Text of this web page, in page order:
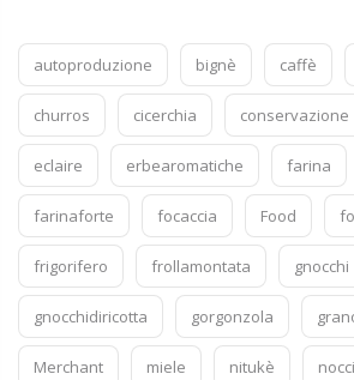
autoproduzione bignè caffè
churros cicerchia conservazione
eclaire erbearomatiche farina
farinaforte focaccia Food
frigorifero frollamontata gnocchi
gnocchidiricotta gorgonzola
Merchant miele nitukè